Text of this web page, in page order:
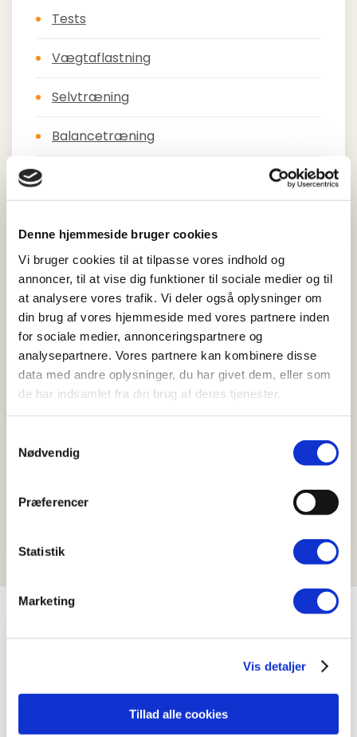
Denne hjemmeside bruger cookies
Vi bruger cookies til at tilpasse vores indhold og
annoncer, til at vise dig funktioner til sociale medier og til
at analysere vores trafik. Vi deler også oplysninger om
din brug af vores hjemmeside med vores partnere inden
for sociale medier, annonceringspartnere og
analysepartnere. Vores partnere kan kombinere disse
data med andre oplysninger, du har givet dem, eller som
de har indsamlet fra din brug af deres tjenester.
Nødvendig
Præferencer
Statistik
Marketing
Vis detaljer
Tillad alle cookies
Tests
Vægtaflastning
Selvtræning
Balancetræning
Intensivt gangtræningsforløb
Forundersøgelse
Pårørendearrangement
Støttende samtale med neuropsykolog
Individuelt intensivt træningsforløb på
Træning i eget hjem